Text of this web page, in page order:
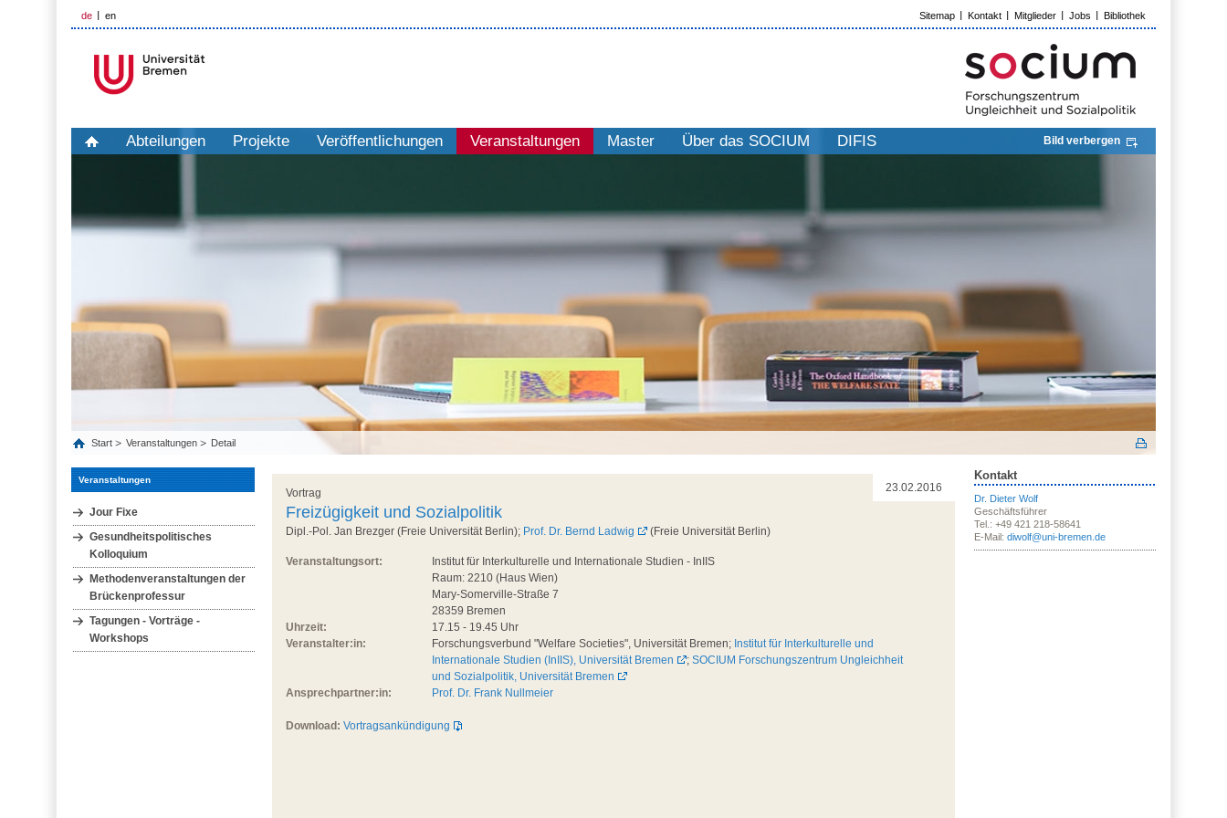
de en Sitemap Kontakt Mitglieder Jobs Bibliothek
Abteilungen Projekte Veröffentlichungen Veranstaltungen Master Über das SOCIUM DIFIS Bild verbergen
Start Veranstaltungen Detail
Veranstaltungen
Jour Fixe
Gesundheitspolitisches
Kolloquium
Methodenveranstaltungen der
Brückenprofessur
Tagungen - Vorträge -
Workshops
23.02.2016
Vortrag
Freizügigkeit und Sozialpolitik
Dipl.-Pol. Jan Brezger (Freie Universität Berlin); Prof. Dr. Bernd Ladwig (Freie Universität Berlin)
Veranstaltungsort:
Institut für Interkulturelle und Internationale Studien - InIIS
Raum: 2210 (Haus Wien)
Mary-Somerville-Straße 7
28359 Bremen
Uhrzeit:
17.15 - 19.45 Uhr
Veranstalter:in:
Forschungsverbund "Welfare Societies", Universität Bremen; Institut für Interkulturelle und
Internationale Studien (InIIS), Universität Bremen
; SOCIUM Forschungszentrum Ungleichheit
und Sozialpolitik, Universität Bremen
Ansprechpartner:in:
Prof. Dr. Frank Nullmeier
Download: Vortragsankündigung
Kontakt
Dr. Dieter Wolf
Geschäftsführer
Tel.: +49 421 218-58641
E-Mail: diwolf@uni-bremen.de